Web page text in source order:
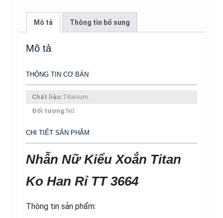
TT
Mô tả Thông tin bổ sung
Mô tả
THÔNG TIN CƠ BẢN
Chất liệu:Titanium.
Đối tượng:Nữ.
CHI TIẾT SẢN PHẨM
Nhẫn Nữ Kiểu Xoắn Titan
Ko Han Rỉ TT 3664
Thông tin sản phẩm: